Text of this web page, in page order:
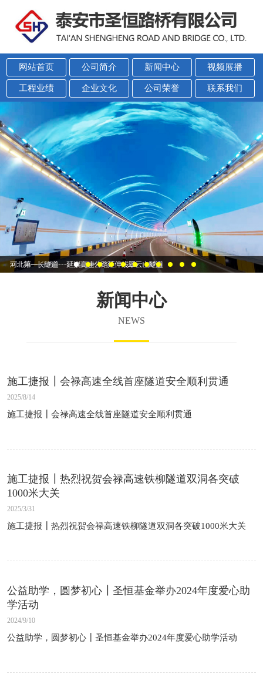
网站首页 公司简介 新闻中心 视频展播
工程业绩 企业文化 公司荣誉 联系我们
新闻中心
NEWS
施工捷报┃会禄高速全线首座隧道安全顺利贯通
2025/8/14
施工捷报┃会禄高速全线首座隧道安全顺利贯通
施工捷报┃热烈祝贺会禄高速铁柳隧道双洞各突破
1000米大关
2025/3/31
施工捷报┃热烈祝贺会禄高速铁柳隧道双洞各突破1000米大关
公益助学，圆梦初心┃圣恒基金举办2024年度爱心助
学活动
2024/9/10
公益助学，圆梦初心┃圣恒基金举办2024年度爱心助学活动